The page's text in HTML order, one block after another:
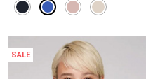
SALE